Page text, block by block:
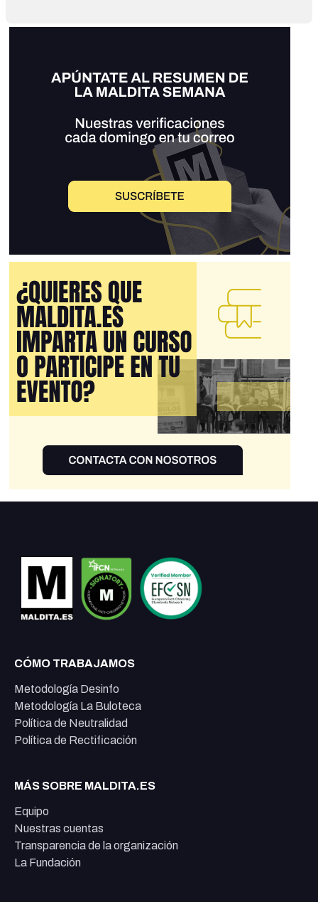
CÓMO TRABAJAMOS
Metodología Desinfo
Metodología La Buloteca
Política de Neutralidad
Política de Rectificación
MÁS SOBRE MALDITA.ES
Equipo
Nuestras cuentas
Transparencia de la organización
La Fundación